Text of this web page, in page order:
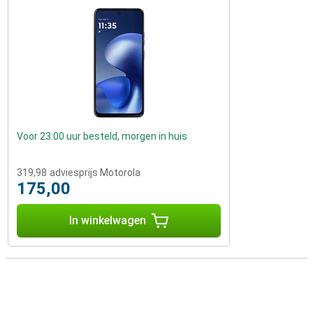
Voor 23:00 uur besteld, morgen in huis
319,98 adviesprijs Motorola
175,00
In winkelwagen